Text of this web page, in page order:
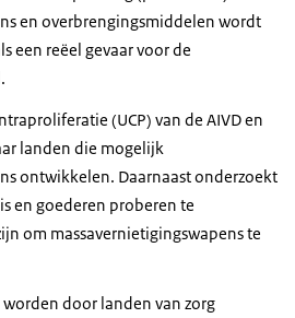
en overbrengingsmiddelen wordt
een reëel gevaar voor de
(UCP) van de AIVD en
landen die mogelijk
ontwikkelen. Daarnaast onderzoekt
en goederen proberen te
om massavernietigingswapens te
door landen van zorg